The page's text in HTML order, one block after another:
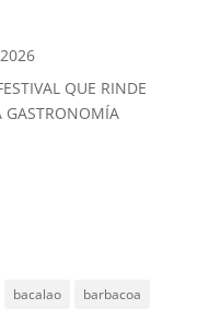
QUE RINDE
GASTRONOMÍA
bacalao
barbacoa